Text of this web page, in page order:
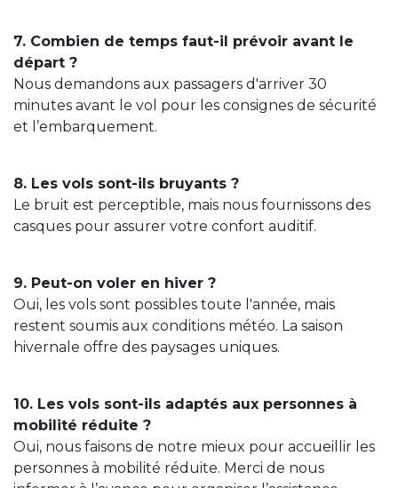
7. Combien de temps faut-il prévoir avant le
départ ?
Nous demandons aux passagers d'arriver 30
minutes avant le vol pour les consignes de sécurité
et l’embarquement.
8. Les vols sont-ils bruyants ?
Le bruit est perceptible, mais nous fournissons des
casques pour assurer votre confort auditif.
9. Peut-on voler en hiver ?
Oui, les vols sont possibles toute l'année, mais
restent soumis aux conditions météo. La saison
hivernale offre des paysages uniques.
10. Les vols sont-ils adaptés aux personnes à
mobilité réduite ?
Oui, nous faisons de notre mieux pour accueillir les
personnes à mobilité réduite. Merci de nous